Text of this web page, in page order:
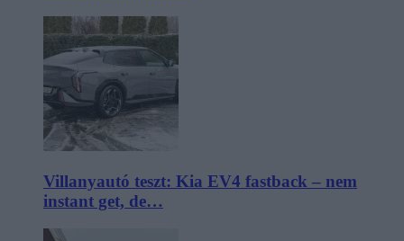
Villanyautó teszt: Kia EV4 fastback – nem
instant get, de…